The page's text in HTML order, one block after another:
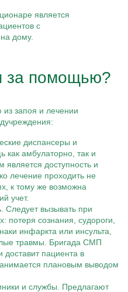
является
с
дому.
за помощью?
запоя и лечении
диспансеры и
амбулаторно, так и
доступность и
лечение проходить не
к тому же возможна
учет.
вызывать при
потеря сознания, судороги,
инфаркта или инсульта,
травмы. Бригада СМП
пациента в
плановым выводом
и службы. Предлагают